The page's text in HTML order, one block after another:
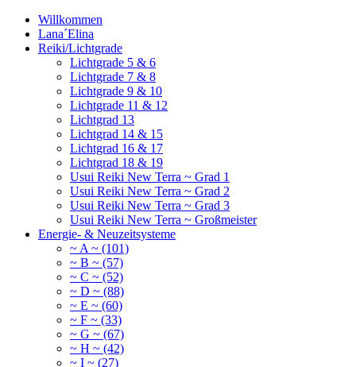
Willkommen
Lana´Elina
Reiki/Lichtgrade
Lichtgrade 5 & 6
Lichtgrade 7 & 8
Lichtgrade 9 & 10
Lichtgrade 11 & 12
Lichtgrad 13
Lichtgrad 14 & 15
Lichtgrad 16 & 17
Lichtgrad 18 & 19
Usui Reiki New Terra ~ Grad 1
Usui Reiki New Terra ~ Grad 2
Usui Reiki New Terra ~ Grad 3
Usui Reiki New Terra ~ Großmeister
Energie- & Neuzeitsysteme
~ A ~ (101)
~ B ~ (57)
~ C ~ (52)
~ D ~ (88)
~ E ~ (60)
~ F ~ (33)
~ G ~ (67)
~ H ~ (42)
~ I ~ (27)